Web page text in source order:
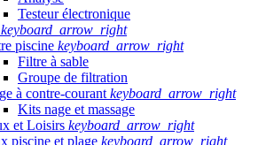
Testeur électronique
keyboard_arrow_right
piscine keyboard_arrow_right
Filtre à sable
Groupe de filtration
à contre-courant keyboard_arrow_right
Kits nage et massage
et Loisirs keyboard_arrow_right
piscine et plage keyboard_arrow_right